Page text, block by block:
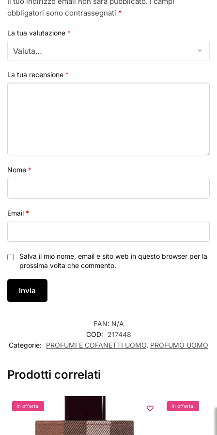
obbligatori sono contrassegnati *
La tua valutazione *
La tua recensione *
Nome *
Email *
Salva il mio nome, email e sito web in questo browser per la
prossima volta che commento.
EAN: N/A
COD:
217448
Categorie:
PROFUMI E COFANETTI UOMO, PROFUMO UOMO
Prodotti correlati
In offerta! In offerta!